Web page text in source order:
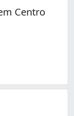
Centro